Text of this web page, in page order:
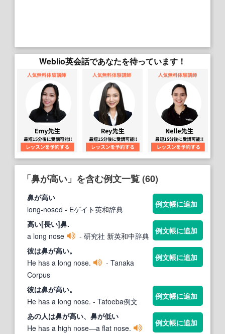
Weblio英会話であなたを待っています！
「鼻が高い」を含む例文一覧 (60)
鼻が高い
long‐nosed - Eゲイト英和辞典
例文帳に追加
高い[長い]鼻.
a long nose
- 研究社 新英和中辞典
例文帳に追加
彼は鼻が高い。
He has a long nose.
- Tanaka
Corpus
例文帳に追加
彼は鼻が高い。
He has a long nose. - Tatoeba例文
例文帳に追加
あの人は鼻が高い、 鼻が低い
He has a high nose―a flat nose.
例文帳に追加